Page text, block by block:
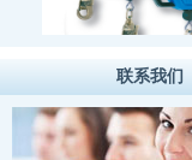
联系我们